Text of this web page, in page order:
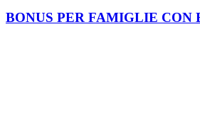
BONUS PER FAMIGLIE CON